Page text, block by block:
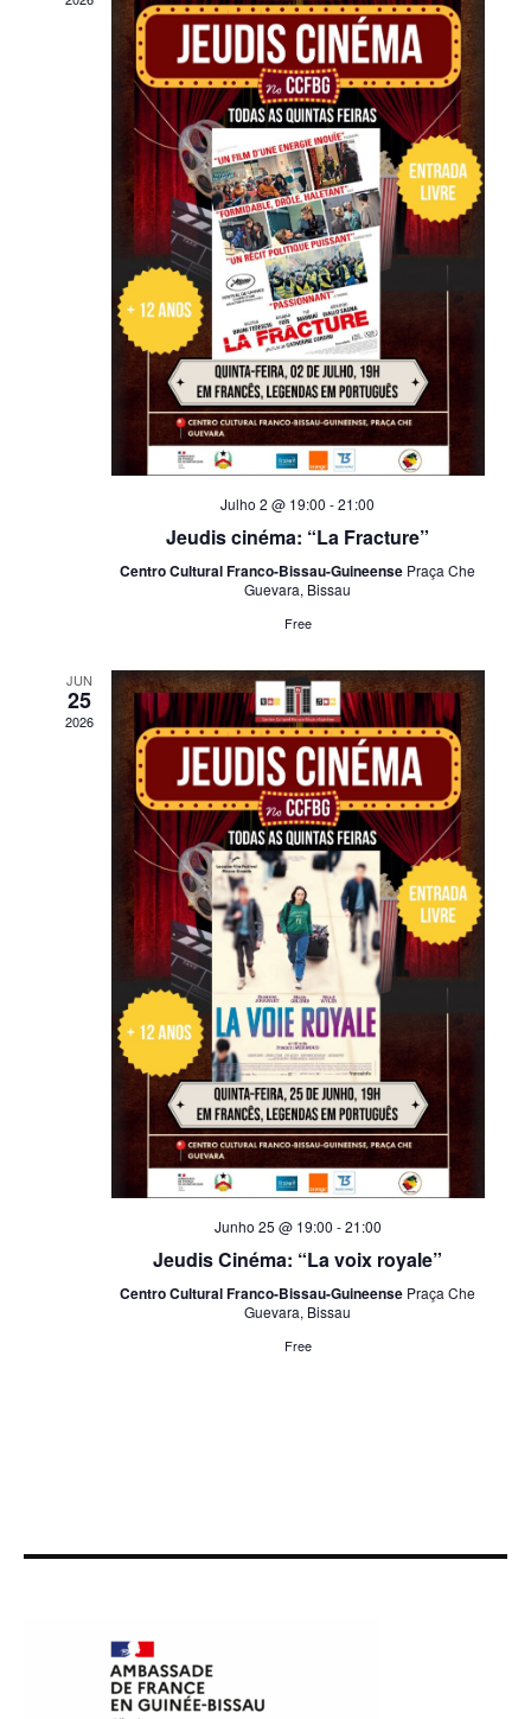
Julho 2 @ 19:00 -21:00
Jeudis cinéma: “La Fracture”
Centro Cultural Franco-Bissau-Guineense Praça Che
Guevara, Bissau
Free
JUN
25
2026
Junho 25 @ 19:00 -21:00
Jeudis Cinéma: “La voix royale”
Centro Cultural Franco-Bissau-Guineense Praça Che
Guevara, Bissau
Free